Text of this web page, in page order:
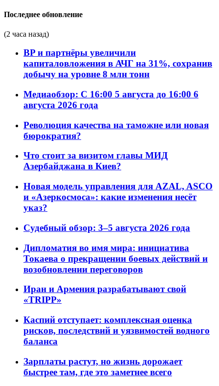
Последнее обновление
(2 часа назад)
BP и партнёры увеличили
капиталовложения в АЧГ на 31%, сохранив
добычу на уровне 8 млн тонн
Медиаобзор: С 16:00 5 августа до 16:00 6
августа 2026 года
Революция качества на таможне или новая
бюрократия?
Что стоит за визитом главы МИД
Азербайджана в Киев?
Новая модель управления для AZAL, ASCO
и «Азеркосмоса»: какие изменения несёт
указ?
Судебный обзор: 3–5 августа 2026 года
Дипломатия во имя мира: инициатива
Токаева о прекращении боевых действий и
возобновлении переговоров
Иран и Армения разрабатывают свой
«TRIPP»
Каспий отступает: комплексная оценка
рисков, последствий и уязвимостей водного
баланса
Зарплаты растут, но жизнь дорожает
быстрее там, где это заметнее всего